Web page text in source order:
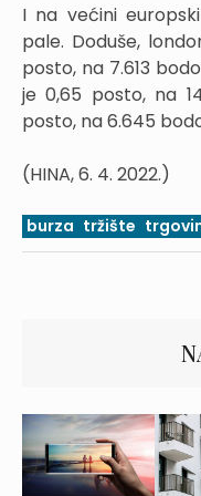
I na većini
pale. Doduše,
posto, na 7.613
je 0,65 posto, na
posto, na 6.645
(HINA, 6. 4. 2022.)
burza tržište